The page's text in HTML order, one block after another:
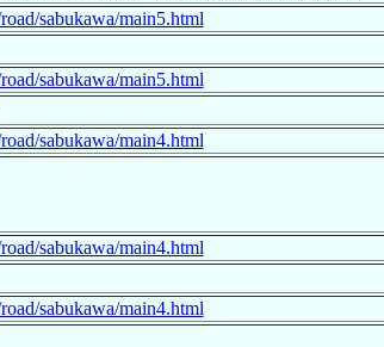
sabukawa/main5.html
sabukawa/main5.html
sabukawa/main4.html
sabukawa/main4.html
sabukawa/main4.html